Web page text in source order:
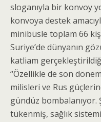
sloganıyla bir konvoy
konvoya destek
minibüsle toplam 66
Suriye’de dünyanın
katliam
“Özellikle de son
milisleri ve Rus
gündüz bombalanıyor.
tükenmiş, sağlık